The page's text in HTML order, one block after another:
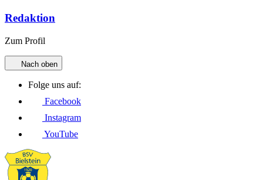
Redaktion
Zum Profil
Nach oben
Folge uns auf:
Facebook
Instagram
YouTube